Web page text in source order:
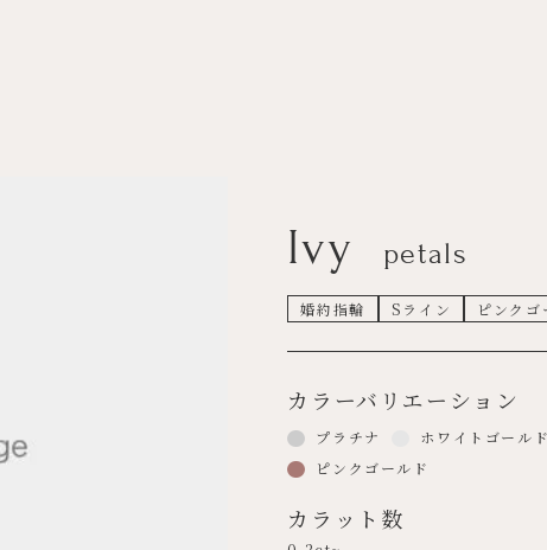
Ivy petals
婚約指輪 Sライン ピンクゴ
カラーバリエーション
プラチナ
ホワイトゴール
ピンクゴールド
カラット数